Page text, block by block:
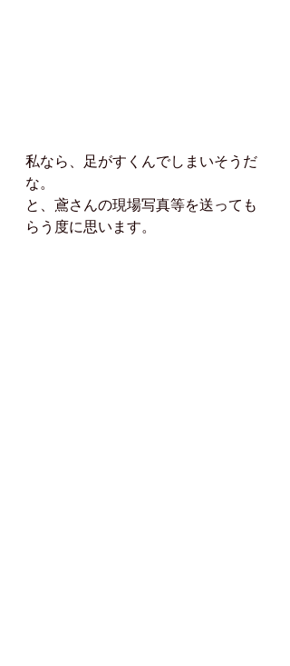
私なら、足がすくんでしまいそうだ
な。
と、鳶さんの現場写真等を送っても
らう度に思います。